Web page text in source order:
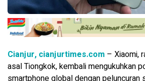
Cianjur, cianjurtimes.com – Xiaomi,
asal Tiongkok, kembali mengukuhkan